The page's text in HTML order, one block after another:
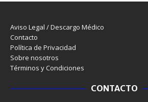
Aviso Legal / Descargo Médico
Contacto
Política de Privacidad
Sobre nosotros
Términos y Condiciones
CONTACTO